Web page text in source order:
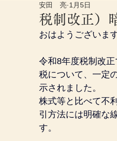
プライベート 経営
税制改正）
安田 亮 1月5日
おはようございま
令和8年度税制改
税について、一定
示されました。
株式等と比べて不
引方法には明確な
す。